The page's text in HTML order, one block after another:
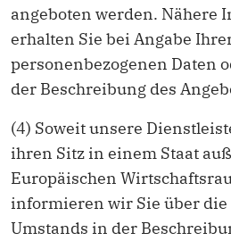
angeboten werden. Nähere
erhalten Sie bei Angabe
personenbezogenen Daten
der Beschreibung des
(4) Soweit unsere
ihren Sitz in einem Staat
Europäischen
informieren wir Sie über die
Umstands in der